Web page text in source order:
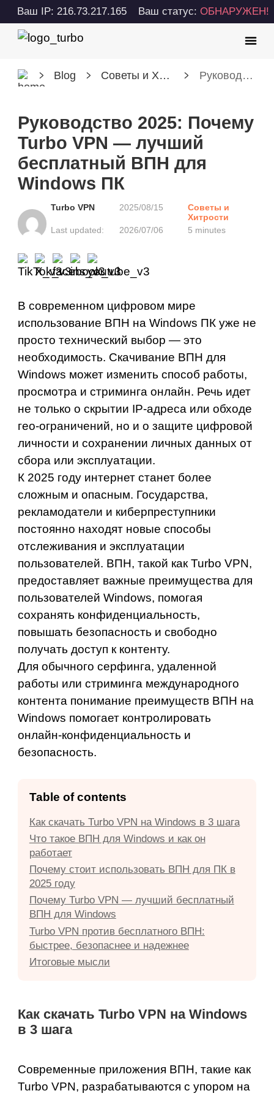
Ваш IP: 216.73.217.165 Ваш статус: ОБНАРУЖЕН!
Blog Советы и Хитрости Руководство 2025: Почему Turbo VPN — лучший бесплатный ВПН для Windows ПК
Руководство 2025: Почему
Turbo VPN — лучший
бесплатный ВПН для
Windows ПК
Turbo VPN 2025/08/15
Советы и
Хитрости
Last updated:
2026/07/06 5 minutes
В современном цифровом мире
использование ВПН на Windows ПК уже не
просто технический выбор — это
необходимость. Скачивание ВПН для
Windows может изменить способ работы,
просмотра и стриминга онлайн. Речь идет
не только о скрытии IP-адреса или обходе
гео-ограничений, но и о защите цифровой
личности и сохранении личных данных от
сбора или эксплуатации.
К 2025 году интернет станет более
сложным и опасным. Государства,
рекламодатели и киберпреступники
постоянно находят новые способы
отслеживания и эксплуатации
пользователей. ВПН, такой как Turbo VPN,
предоставляет важные преимущества для
пользователей Windows, помогая
сохранять конфиденциальность,
повышать безопасность и свободно
получать доступ к контенту.
Для обычного серфинга, удаленной
работы или стриминга международного
контента понимание преимуществ ВПН на
Windows помогает контролировать
онлайн-конфиденциальность и
безопасность.
Table of contents
Как скачать Turbo VPN на Windows в 3 шага
Что такое ВПН для Windows и как он
работает
Почему стоит использовать ВПН для ПК в
2025 году
Почему Turbo VPN — лучший бесплатный
ВПН для Windows
Turbo VPN против бесплатного ВПН:
быстрее, безопаснее и надежнее
Итоговые мысли
Как скачать Turbo VPN на Windows
в 3 шага
Современные приложения ВПН, такие как
Turbo VPN, разрабатываются с упором на